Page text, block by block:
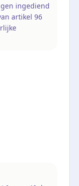
ingediend
artikel 96